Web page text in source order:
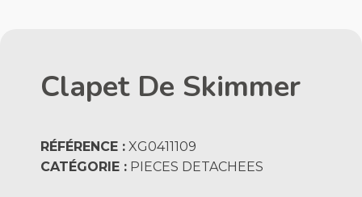
Clapet De Skimmer
RÉFÉRENCE : XG0411109
CATÉGORIE : PIECES DETACHEES